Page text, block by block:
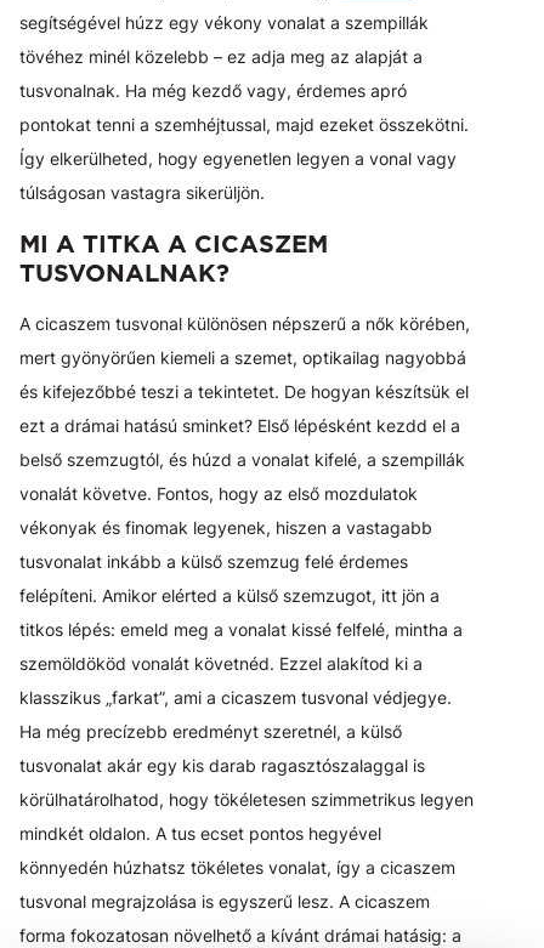
segítségével húzz egy vékony vonalat a szempillák
tövéhez minél közelebb – ez adja meg az alapját a
tusvonalnak. Ha még kezdő vagy, érdemes apró
pontokat tenni a szemhéjtussal, majd ezeket összekötni.
Így elkerülheted, hogy egyenetlen legyen a vonal vagy
túlságosan vastagra sikerüljön.
MI A TITKA A CICASZEM
TUSVONALNAK?
A cicaszem tusvonal különösen népszerű a nők körében,
mert gyönyörűen kiemeli a szemet, optikailag nagyobbá
és kifejezőbbé teszi a tekintetet. De hogyan készítsük el
ezt a drámai hatású sminket? Első lépésként kezdd el a
belső szemzugtól, és húzd a vonalat kifelé, a szempillák
vonalát követve. Fontos, hogy az első mozdulatok
vékonyak és finomak legyenek, hiszen a vastagabb
tusvonalat inkább a külső szemzug felé érdemes
felépíteni. Amikor elérted a külső szemzugot, itt jön a
titkos lépés: emeld meg a vonalat kissé felfelé, mintha a
szemöldököd vonalát követnéd. Ezzel alakítod ki a
klasszikus „farkat”, ami a cicaszem tusvonal védjegye.
Ha még precízebb eredményt szeretnél, a külső
tusvonalat akár egy kis darab ragasztószalaggal is
körülhatárolhatod, hogy tökéletesen szimmetrikus legyen
mindkét oldalon. A tus ecset pontos hegyével
könnyedén húzhatsz tökéletes vonalat, így a cicaszem
tusvonal megrajzolása is egyszerű lesz. A cicaszem
forma fokozatosan növelhető a kívánt drámai hatásig: a